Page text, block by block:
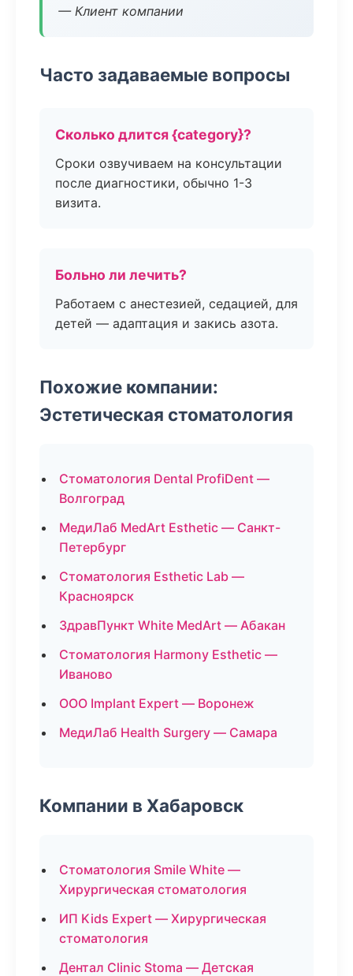
— Клиент компании
Часто задаваемые вопросы
Сколько длится {category}?
Сроки озвучиваем на консультации
после диагностики, обычно 1-3
визита.
Больно ли лечить?
Работаем с анестезией, седацией, для
детей — адаптация и закись азота.
Похожие компании:
Эстетическая стоматология
Стоматология Dental ProfiDent —
Волгоград
МедиЛаб MedArt Esthetic — Санкт-
Петербург
Стоматология Esthetic Lab —
Красноярск
ЗдравПункт White MedArt — Абакан
Стоматология Harmony Esthetic —
Иваново
ООО Implant Expert — Воронеж
МедиЛаб Health Surgery — Самара
Компании в Хабаровск
Стоматология Smile White —
Хирургическая стоматология
ИП Kids Expert — Хирургическая
стоматология
Дентал Clinic Stoma — Детская